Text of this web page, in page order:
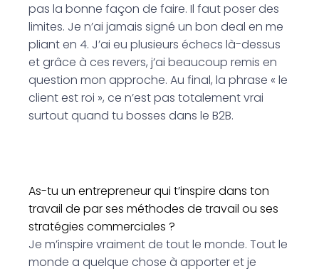
pas la bonne façon de faire. Il faut poser des
limites. Je n’ai jamais signé un bon deal en me
pliant en 4. J’ai eu plusieurs échecs là-dessus
et grâce à ces revers, j’ai beaucoup remis en
question mon approche. Au final, la phrase « le
client est roi », ce n’est pas totalement vrai
surtout quand tu bosses dans le B2B.
As-tu un entrepreneur qui t’inspire dans ton
travail de par ses méthodes de travail ou ses
stratégies commerciales ?
Je m’inspire vraiment de tout le monde. Tout le
monde a quelque chose à apporter et je